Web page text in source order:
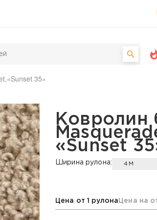
35»
Ковролин
«Sunset
Ширина рулона: 4М
Цена от 1 рулона Цена на